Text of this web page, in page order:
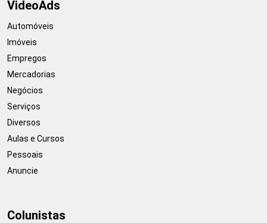
VideoAds
Automóveis
Imóveis
Empregos
Mercadorias
Negócios
Serviços
Diversos
Aulas e Cursos
Pessoais
Anuncie
Colunistas